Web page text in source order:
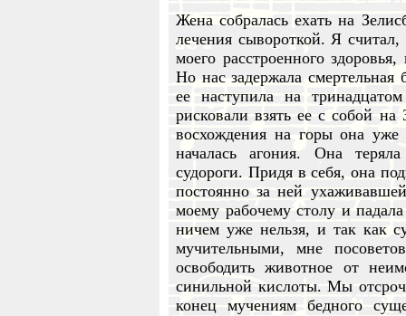
Жена собралась ехать на
лечения сывороткой. Я
моего расстроенного
Но нас задержала смертельная
ее наступила на
рисковали взять ее с собой на
восхождения на горы она уже
началась агония. Она
судороги. Придя в себя, она
постоянно за ней
моему рабочему столу и
ничем уже нельзя, и так как
мучительными, мне
освободить животное от
синильной кислоты. Мы
конец мучениям бедного